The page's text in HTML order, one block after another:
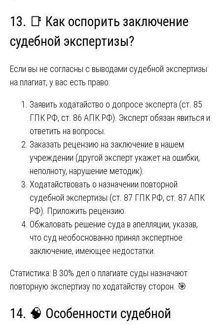
13. 📑 Как оспорить заключение
судебной экспертизы?
Если вы не согласны с выводами судебной экспертизы
на плагиат, у вас есть право:
Заявить ходатайство о допросе эксперта (ст. 85
ГПК РФ, ст. 86 АПК РФ). Эксперт обязан явиться и
ответить на вопросы.
Заказать рецензию на заключение в нашем
учреждении (другой эксперт укажет на ошибки,
неполноту, нарушение методик).
Ходатайствовать о назначении повторной
судебной экспертизы (ст. 87 ГПК РФ, ст. 87 АПК
РФ). Приложить рецензию.
Обжаловать решение суда в апелляции, указав,
что суд необоснованно принял экспертное
заключение, имеющее недостатки.
Статистика: В 30% дел о плагиате суды назначают
повторную экспертизу по ходатайству сторон. 🎯
14. 🧠 Особенности судебной